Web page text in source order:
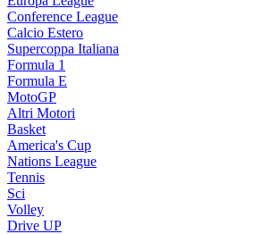
Conference League
Calcio Estero
Supercoppa Italiana
Formula 1
Formula E
MotoGP
Altri Motori
Basket
America's Cup
Nations League
Tennis
Sci
Volley
Drive UP